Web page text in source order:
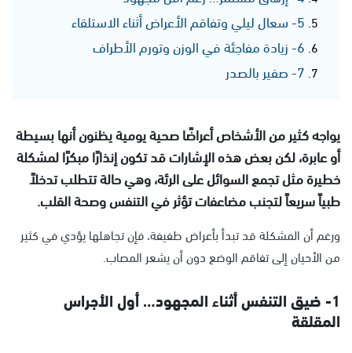
5- سعال ليلي وتفاقم الأعراض أثناء الاستلقاء
6- زيادة مفاجئة في الوزن وتورم الأطراف
7- صفير بالصدر
يواجه كثير من الأشخاص أعراضًا صحية يومية يظنون أنها بسيطة
أو عابرة، لكن بعض هذه الإشارات قد تكون إنذارًا مبكرًا لمشكلة
خطيرة مثل تجمع السوائل على الرئة، وهي حالة تتطلب تدخلاً
طبياً سريعاً لتجنب مضاعفات تؤثر في التنفس وصحة القلب.
ورغم أن المشكلة قد تبدأ بأعراض طفيفة، فإن تجاهلها يؤدي في كثير
من الأحيان إلى تفاقم الوضع دون أن يشعر المصاب.
1- ضيق التنفس أثناء المجهود… أول الأجراس
المقلقة